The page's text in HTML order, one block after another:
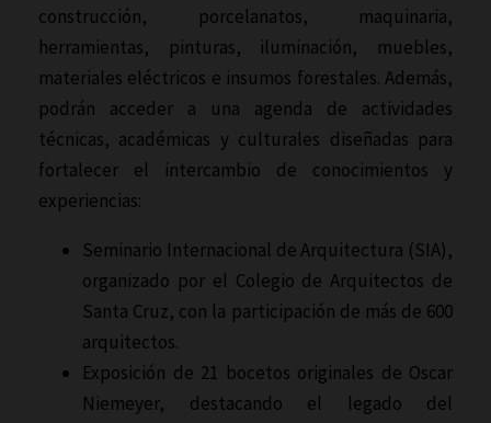
construcción, porcelanatos, maquinaria,
herramientas, pinturas, iluminación, muebles,
materiales eléctricos e insumos forestales. Además,
podrán acceder a una agenda de actividades
técnicas, académicas y culturales diseñadas para
fortalecer el intercambio de conocimientos y
experiencias:
Seminario Internacional de Arquitectura (SIA),
organizado por el Colegio de Arquitectos de
Santa Cruz, con la participación de más de 600
arquitectos.
Exposición de 21 bocetos originales de Oscar
Niemeyer, destacando el legado del